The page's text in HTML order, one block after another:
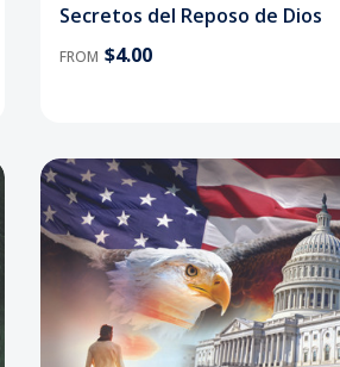
Secretos del Reposo de Dios
FROM $4.00